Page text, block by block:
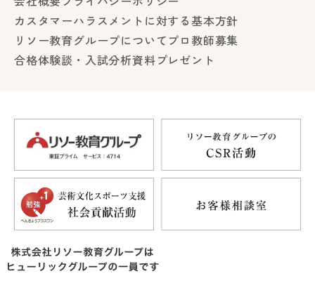
カスタマーハラスメントに対する基本方針
リソー教育グループについて プロ教師募集
合格体験談・入試分析資料プレゼント